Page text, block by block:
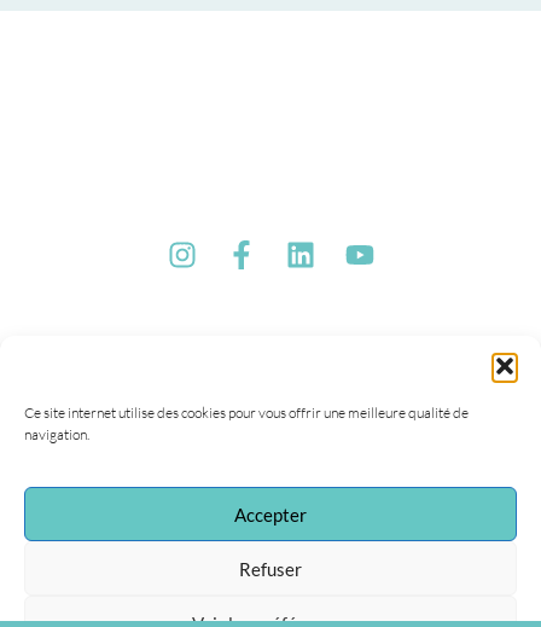
Ce site internet utilise des cookies pour vous offrir une meilleure qualité de
navigation.
Accepter
Refuser